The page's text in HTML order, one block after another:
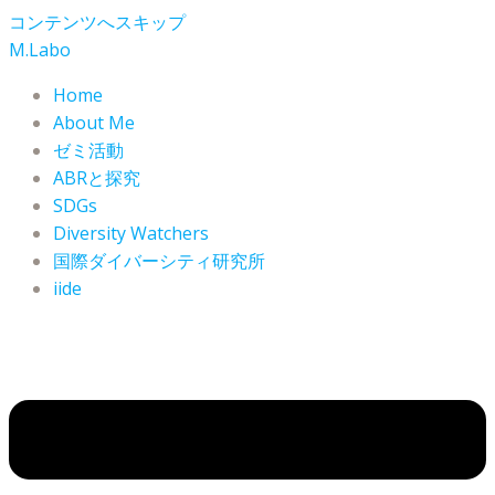
コンテンツへスキップ
M.Labo
Home
About Me
ゼミ活動
ABRと探究
SDGs
Diversity Watchers
国際ダイバーシティ研究所
iide